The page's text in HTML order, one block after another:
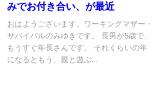
みでお付き合い、が最近
おはようございます。ワーキングマザー・
サバイバルのみゆきです。 長男が5歳で、
もうすぐ年長さんです。 それくらいの年
になるともう、親と遊ぶ...